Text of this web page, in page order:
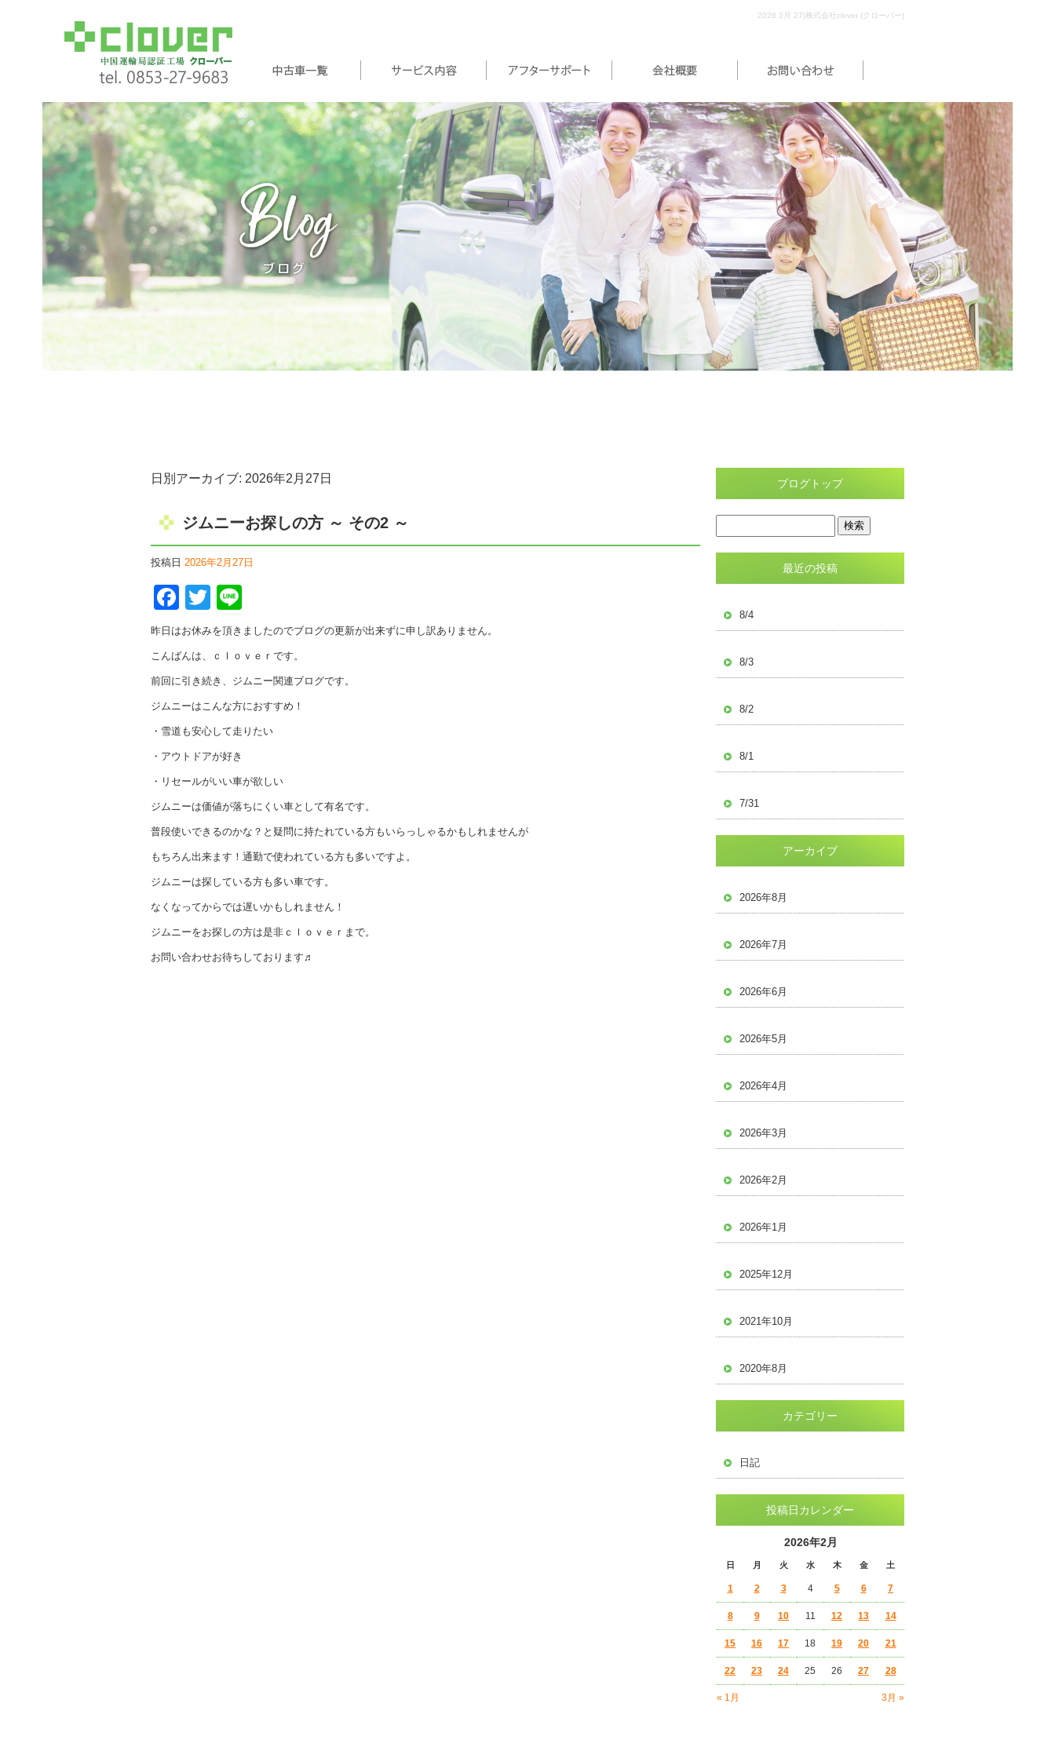
2026 2月 27|株式会社clover (クローバー)
日別アーカイブ: 2026年2月27日
ジムニーお探しの方 ～ その2 ～
投稿日 2026年2月27日
Facebook
Twitter
昨日はお休みを頂きましたのでブログの更新が出来ずに申し訳ありません。
こんばんは、ｃｌｏｖｅｒです。
前回に引き続き、ジムニー関連ブログです。
ジムニーはこんな方におすすめ！
・雪道も安心して走りたい
・アウトドアが好き
・リセールがいい車が欲しい
ジムニーは価値が落ちにくい車として有名です。
普段使いできるのかな？と疑問に持たれている方もいらっしゃるかもしれませんが
もちろん出来ます！通勤で使われている方も多いですよ。
ジムニーは探している方も多い車です。
なくなってからでは遅いかもしれません！
ジムニーをお探しの方は是非ｃｌｏｖｅｒまで。
お問い合わせお待ちしております♬
ブログトップ
最近の投稿
8/4
8/3
8/2
8/1
7/31
アーカイブ
2026年8月
2026年7月
2026年6月
2026年5月
2026年4月
2026年3月
2026年2月
2026年1月
2025年12月
2021年10月
2020年8月
カテゴリー
日記
投稿日カレンダー
2026年2月
日 月 火 水 木 金 土
« 1月 3月 »
1 2 3 4 5 6 7
8 9 10 11 12 13 14
15 16 17 18 19 20 21
22 23 24 25 26 27 28